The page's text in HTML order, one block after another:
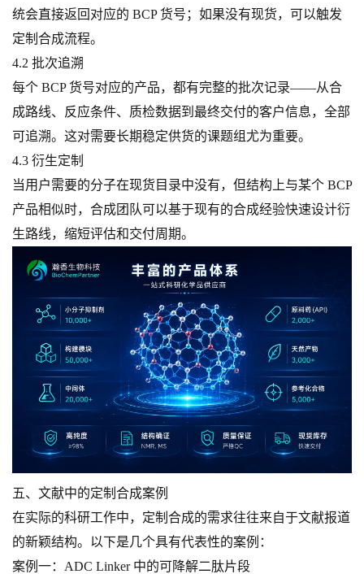
统会直接返回对应的 BCP 货号；如果没有现货，可以触发
定制合成流程。
4.2 批次追溯
每个 BCP 货号对应的产品，都有完整的批次记录——从合
成路线、反应条件、质检数据到最终交付的客户信息，全部
可追溯。这对需要长期稳定供货的课题组尤为重要。
4.3 衍生定制
当用户需要的分子在现货目录中没有，但结构上与某个 BCP
产品相似时，合成团队可以基于现有的合成经验快速设计衍
生路线，缩短评估和交付周期。
五、文献中的定制合成案例
在实际的科研工作中，定制合成的需求往往来自于文献报道
的新颖结构。以下是几个具有代表性的案例：
案例一：ADC Linker 中的可降解二肽片段